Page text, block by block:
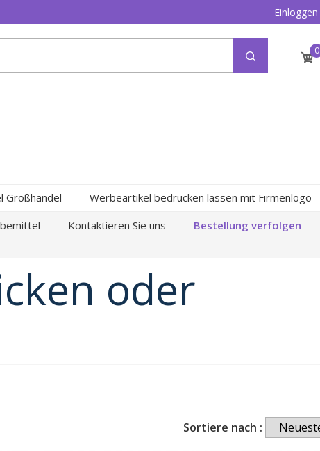
Einloggen
0
Großhandel
Werbeartikel bedrucken lassen mit Firmenlogo
Kontaktieren Sie uns Bestellung verfolgen
oder
Sortiere nach :